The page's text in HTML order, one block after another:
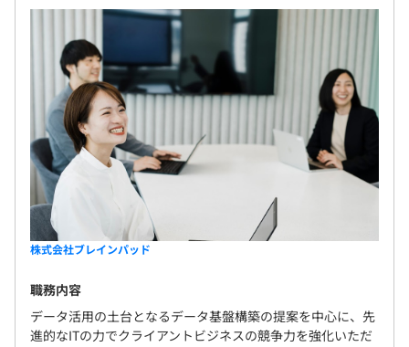
・年に1回、目標設定・振り返りによる評価をおこなって
います。
・年功序列でないため、仕事の成果が評価に直接結びつき
ます。
・データエンジニアリングユニット：全体で100名程度
・XaaSユニット：全体で100名程度
・トランスフォーメーションユニット：全体で30名程度
株式会社ブレインパッド
職務内容
データ活用の土台となるデータ基盤構築の提案を中心に、先
進的なITの力でクライアントビジネスの競争力を強化いただ